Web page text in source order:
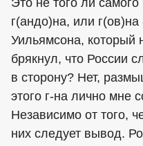
Это не того ли
г(андо)на, или г(ов)на
Уильямсона, который
брякнул, что России
в сторону? Нет,
этого г-на лично мне
Независимо от того,
них следует вывод.